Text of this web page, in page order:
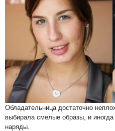
Обладательница достаточно
выбирала смелые образы, и
наряды.